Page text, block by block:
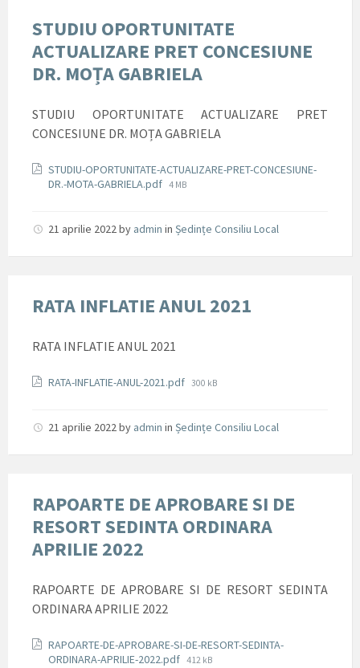
STUDIU OPORTUNITATE
ACTUALIZARE PRET CONCESIUNE
DR. MOȚA GABRIELA
STUDIU OPORTUNITATE ACTUALIZARE PRET
CONCESIUNE DR. MOȚA GABRIELA
Documente
STUDIU-OPORTUNITATE-ACTUALIZARE-PRET-CONCESIUNE-
DR.-MOTA-GABRIELA.pdf File
4 MB
21 aprilie 2022by admin in Ședințe Consiliu Local
RATA INFLATIE ANUL 2021
RATA INFLATIE ANUL 2021
Documente
RATA-INFLATIE-ANUL-2021.pdf File
300 kB
21 aprilie 2022by admin in Ședințe Consiliu Local
RAPOARTE DE APROBARE SI DE
RESORT SEDINTA ORDINARA
APRILIE 2022
RAPOARTE DE APROBARE SI DE RESORT SEDINTA
ORDINARA APRILIE 2022
Documente
RAPOARTE-DE-APROBARE-SI-DE-RESORT-SEDINTA-
ORDINARA-APRILIE-2022.pdf File
412 kB